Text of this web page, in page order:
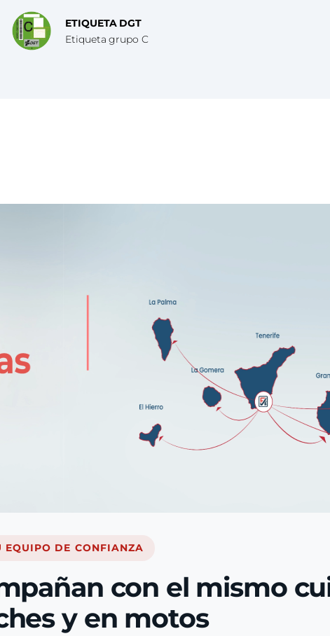
ETIQUETA DGT
Etiqueta grupo C
EQUIPO DE CONFIANZA
con el mismo
y en motos